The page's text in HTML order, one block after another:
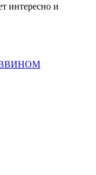
интересно и